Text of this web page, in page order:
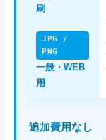
刷
JPG /
PNG
一般・WEB
用
追加費用なし